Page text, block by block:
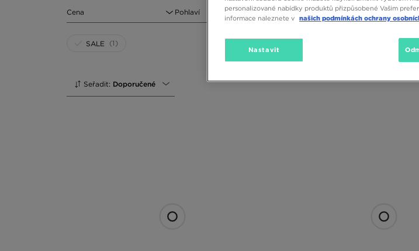
Cena Pohlaví Velikost Barva
SALE (1)
Seřadit: Doporučené
personalizované nabídky produktů přizpůsobené Vašim
informace naleznete v našich podmínkách ochrany
Nastavit